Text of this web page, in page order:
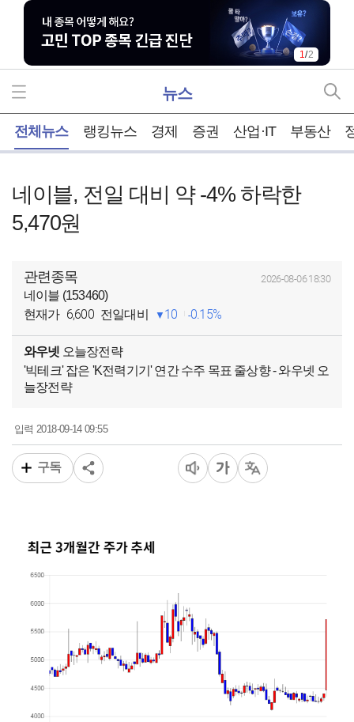
1/2
뉴스
전체뉴스 랭킹뉴스 경제 증권 산업·IT 부동산
네이블, 전일 대비 약 -4% 하락한
5,470원
관련종목 2026-08-06 18:30
네이블 (153460)
현재가 6,600 전일대비 10 0.15%
와우넷 오늘장전략
'빅테크' 잡은 'K전력기기' 연간 수주 목표 줄상향 - 와우넷 오
늘장전략
입력 2018-09-14 09:55
구독